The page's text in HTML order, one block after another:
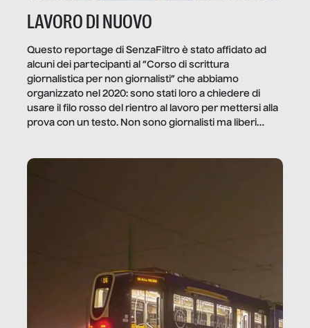
LAVORO DI NUOVO
Questo reportage di SenzaFiltro è stato affidato ad
alcuni dei partecipanti al “Corso di scrittura
giornalistica per non giornalisti” che abbiamo
organizzato nel 2020: sono stati loro a chiedere di
usare il filo rosso del rientro al lavoro per mettersi alla
prova con un testo. Non sono giornalisti ma liberi